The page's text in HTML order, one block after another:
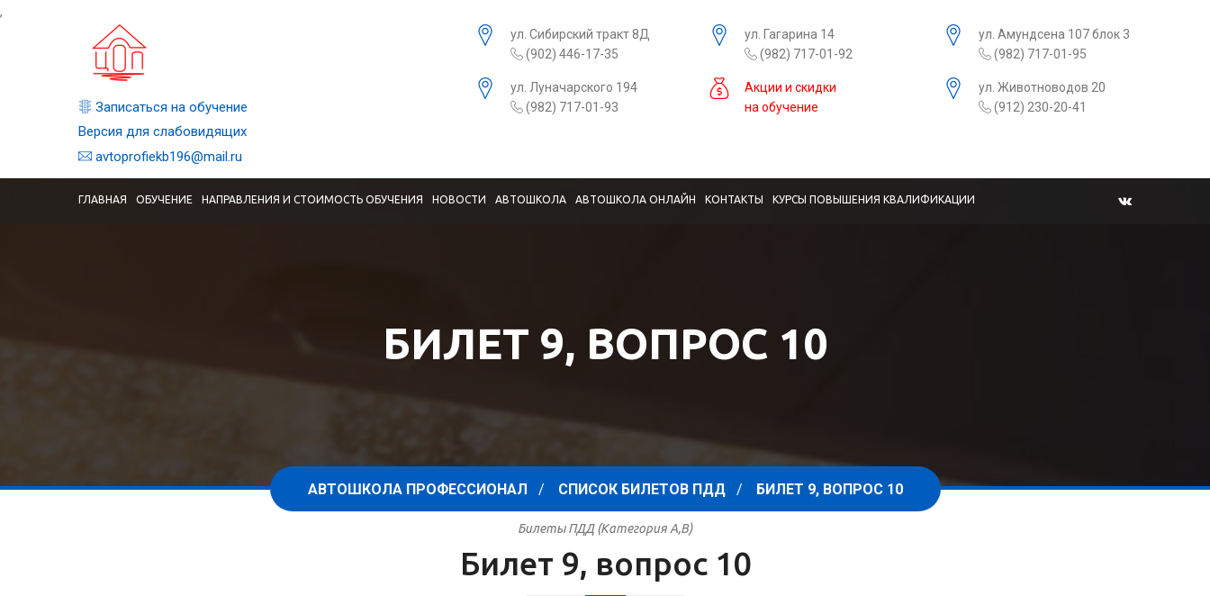
,
Записаться на обучение
Версия для слабовидящих
avtoprofiekb196@mail.ru
ул. Сибирский тракт 8Д
(902) 446-17-35
ул. Гагарина 14
(982) 717-01-92
ул. Амундсена 107 блок 3
(982) 717-01-95
ул. Луначарского 194
(982) 717-01-93
Акции и скидки
на обучение
ул. Животноводов 20
(912) 230-20-41
ГЛАВНАЯ ОБУЧЕНИЕ НАПРАВЛЕНИЯ И СТОИМОСТЬ ОБУЧЕНИЯ НОВОСТИ АВТОШКОЛА АВТОШКОЛА ОНЛАЙН КОНТАКТЫ КУРСЫ ПОВЫШЕНИЯ КВАЛИФИКАЦИИ
БИЛЕТ 9, ВОПРОС 10
АВТОШКОЛА ПРОФЕССИОНАЛ СПИСОК БИЛЕТОВ ПДД БИЛЕТ 9, ВОПРОС 10
Билеты ПДД (Категория A,B)
Билет 9, вопрос 10